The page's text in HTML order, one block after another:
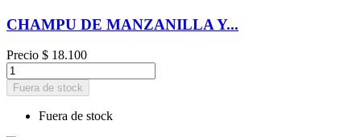
CHAMPU DE MANZANILLA Y...
Precio $ 18.100
Fuera de stock
Fuera de stock